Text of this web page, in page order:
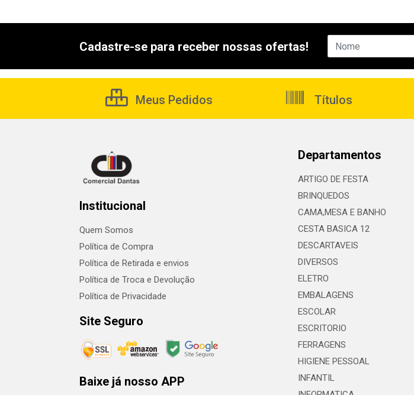
Cadastre-se para receber nossas ofertas!
Meus Pedidos Títulos
Institucional
Quem Somos
Política de Compra
Política de Retirada e envios
Política de Troca e Devolução
Política de Privacidade
Site Seguro
Baixe já nosso APP
Departamentos
ARTIGO DE FESTA
BRINQUEDOS
CAMA,MESA E BANHO
CESTA BASICA 12
DESCARTAVEIS
DIVERSOS
ELETRO
EMBALAGENS
ESCOLAR
ESCRITORIO
FERRAGENS
HIGIENE PESSOAL
INFANTIL